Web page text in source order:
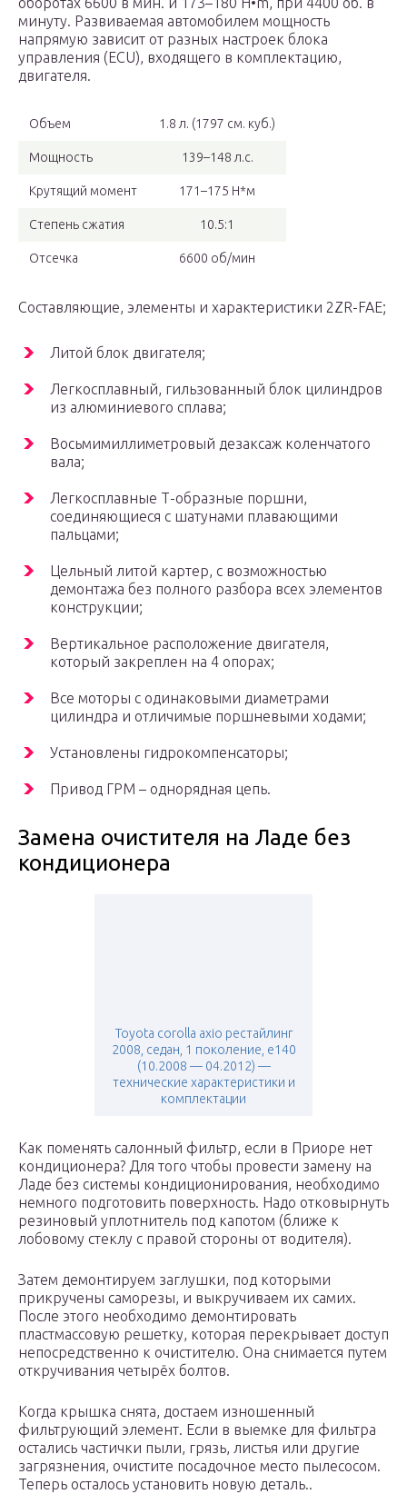
минуту. Развиваемая автомобилем мощность
напрямую зависит от разных настроек блока
управления (ECU), входящего в комплектацию,
двигателя.
Объем 1.8 л. (1797 см. куб.)
Мощность 139–148 л.с.
Крутящий момент 171–175 Н*м
Степень сжатия 10.5:1
Отсечка 6600 об/мин
Составляющие, элементы и характеристики 2ZR-FAE;
Литой блок двигателя;
Легкосплавный, гильзованный блок цилиндров
из алюминиевого сплава;
Восьмимиллиметровый дезаксаж коленчатого
вала;
Легкосплавные Т-образные поршни,
соединяющиеся с шатунами плавающими
пальцами;
Цельный литой картер, с возможностью
демонтажа без полного разбора всех элементов
конструкции;
Вертикальное расположение двигателя,
который закреплен на 4 опорах;
Все моторы с одинаковыми диаметрами
цилиндра и отличимые поршневыми ходами;
Установлены гидрокомпенсаторы;
Привод ГРМ – однорядная цепь.
Замена очистителя на Ладе без
кондиционера
Toyota corolla axio рестайлинг
2008, седан, 1 поколение, e140
(10.2008 — 04.2012) —
технические характеристики и
комплектации
Как поменять салонный фильтр, если в Приоре нет
кондиционера? Для того чтобы провести замену на
Ладе без системы кондиционирования, необходимо
немного подготовить поверхность. Надо отковырнуть
резиновый уплотнитель под капотом (ближе к
лобовому стеклу с правой стороны от водителя).
Затем демонтируем заглушки, под которыми
прикручены саморезы, и выкручиваем их самих.
После этого необходимо демонтировать
пластмассовую решетку, которая перекрывает доступ
непосредственно к очистителю. Она снимается путем
откручивания четырёх болтов.
Когда крышка снята, достаем изношенный
фильтрующий элемент. Если в выемке для фильтра
остались частички пыли, грязь, листья или другие
загрязнения, очистите посадочное место пылесосом.
Теперь осталось установить новую деталь..